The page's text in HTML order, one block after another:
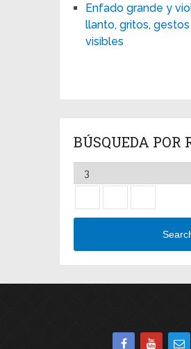
Enfado grande y
llanto, gritos,
visibles
BÚSQUEDA POR